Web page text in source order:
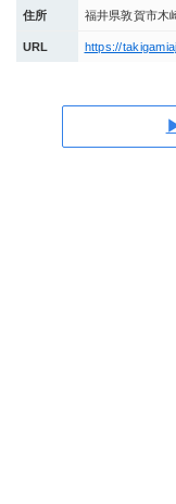
住所 福井県敦賀市木
URL https://